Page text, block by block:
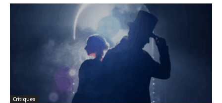
Critiques